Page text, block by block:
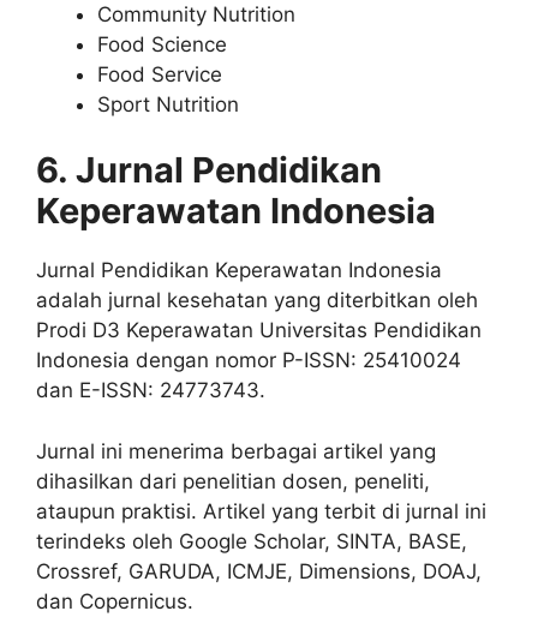
Community Nutrition
Food Science
Food Service
Sport Nutrition
6. Jurnal Pendidikan
Keperawatan Indonesia
Jurnal Pendidikan Keperawatan Indonesia
adalah jurnal kesehatan yang diterbitkan oleh
Prodi D3 Keperawatan Universitas Pendidikan
Indonesia dengan nomor P-ISSN: 25410024
dan E-ISSN: 24773743.
Jurnal ini menerima berbagai artikel yang
dihasilkan dari penelitian dosen, peneliti,
ataupun praktisi. Artikel yang terbit di jurnal ini
terindeks oleh Google Scholar, SINTA, BASE,
Crossref, GARUDA, ICMJE, Dimensions, DOAJ,
dan Copernicus.